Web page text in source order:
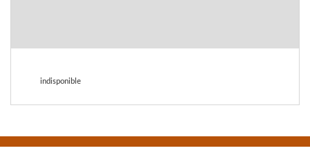
indisponible